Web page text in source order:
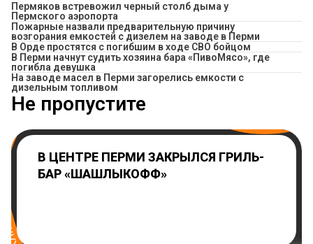
Пермяков встревожил черный столб дыма у
Пермского аэропорта
Пожарные назвали предварительную причину
возгорания емкостей с дизелем на заводе в Перми
В Орде простятся с погибшим в ходе СВО бойцом
​В Перми начнут судить хозяина бара «ПивоМясо», где
погибла девушка
На заводе масел в Перми загорелись емкости с
дизельным топливом
Не пропустите
В ЦЕНТРЕ ПЕРМИ ЗАКРЫЛСЯ ГРИЛЬ-
БАР «ШАШЛЫКОФФ»